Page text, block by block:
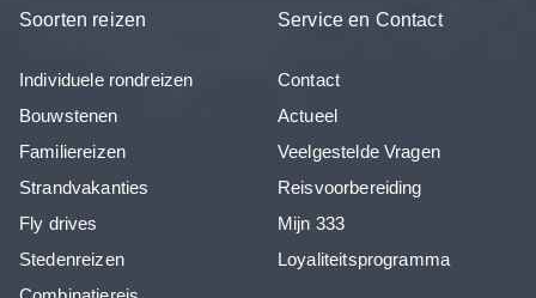
Soorten reizen
Individuele rondreizen
Bouwstenen
Familiereizen
Strandvakanties
Fly drives
Stedenreizen
Service en Contact
Contact
Actueel
Veelgestelde Vragen
Reisvoorbereiding
Mijn 333
Loyaliteitsprogramma